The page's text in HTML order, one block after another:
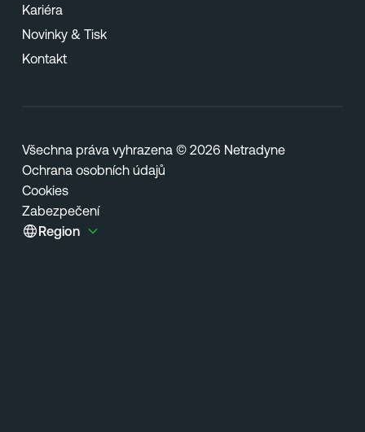
Kariéra
Novinky & Tisk
Kontakt
Všechna práva vyhrazena © 2026 Netradyne
Ochrana osobních údajů
Cookies
Zabezpečení
Region